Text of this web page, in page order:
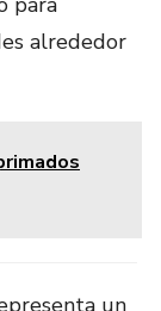
alrededor